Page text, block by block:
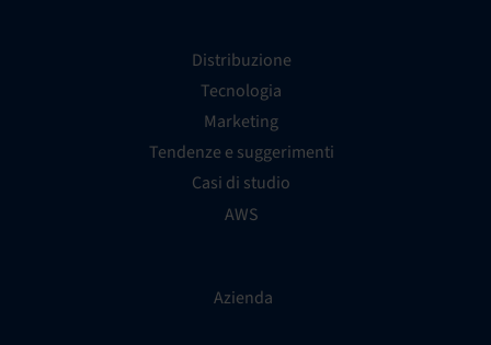
Distribuzione
Tecnologia
Marketing
Tendenze e suggerimenti
Casi di studio
AWS
Azienda